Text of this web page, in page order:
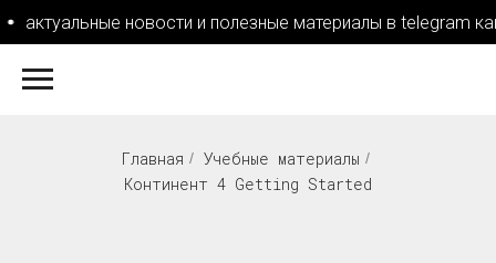
актуальные новости и полезные материалы в telegram
Главная / Учебные материалы /
Континент 4 Getting Started